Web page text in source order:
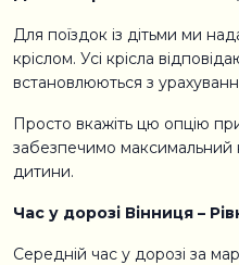
Для поїздок із дітьми ми
кріслом. Усі крісла
встановлюються з
Просто вкажіть цю опцію
забезпечимо максимальний
дитини.
Час у дорозі Вінниця –
Середній час у дорозі за